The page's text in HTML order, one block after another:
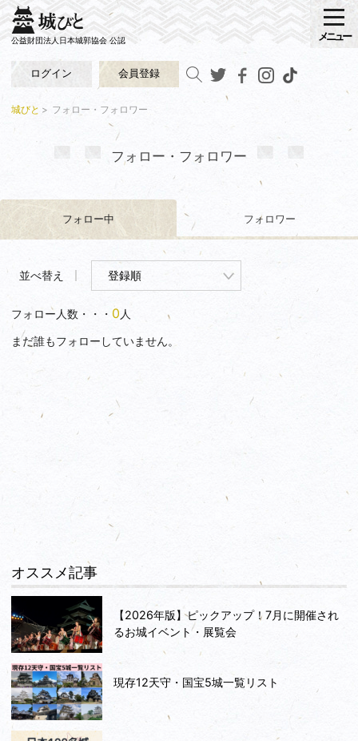
公益財団法人日本城郭協会 公認
ログイン 会員登録
メニュー
城びと フォロー・フォロワー
フォロー・フォロワー
フォロー中 フォロワー
並べ替え
フォロー人数・・・ 0人
まだ誰もフォローしていません。
オススメ記事
【2026年版】ピックアップ！7月に開催され
るお城イベント・展覧会
現存12天守・国宝5城一覧リスト